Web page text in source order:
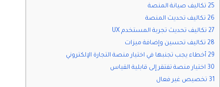
25 تكاليف صيانة المنصة
26 تكاليف تحديث المنصة
27 تكاليف تحديث تجربة المستخدم UX
28 تكاليف تحسين وإضافة ميزات
29 أخطاء يجب تجنبها في اختيار منصة التجارة الإلكتروني
30 اختيار منصة تفتقر إلى قابلية القياس
31 تخصيص غير فعال